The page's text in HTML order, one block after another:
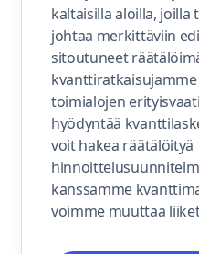
kaltaisilla aloilla,
johtaa merkittäviin
sitoutuneet
toimialojen
hyödyntää
voit hakea räätälöityä
kanssamme
voimme muuttaa